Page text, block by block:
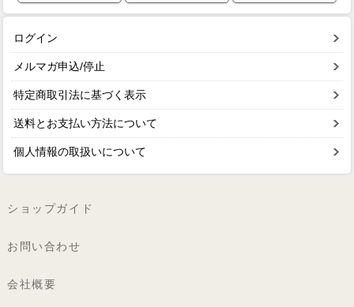
ログイン
メルマガ申込/停止
特定商取引法に基づく表示
送料とお支払い方法について
個人情報の取扱いについて
ショップガイド
お問い合わせ
会社概要